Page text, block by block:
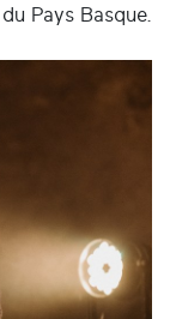
Pays Basque.